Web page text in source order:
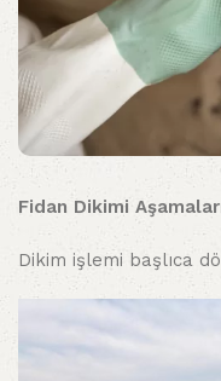
Fidan Dikimi
Dikim işlemi başlıca